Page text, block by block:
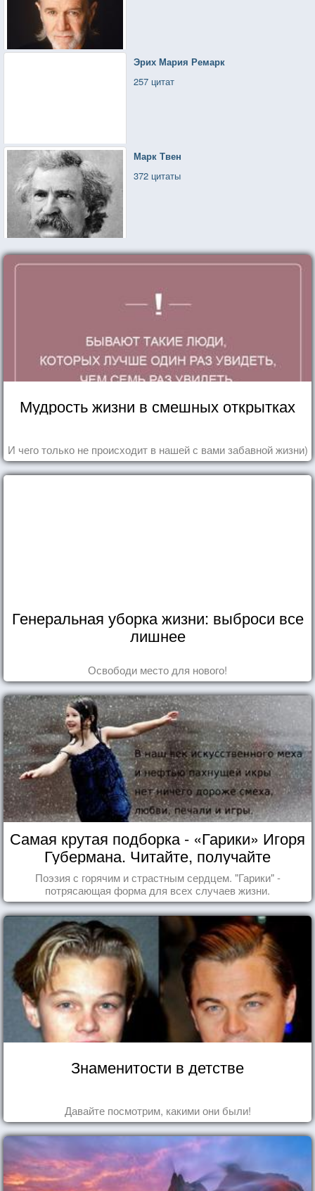
Эрих Мария Ремарк
257 цитат
Марк Твен
372 цитаты
Мудрость жизни в смешных открытках
И чего только не происходит в нашей с вами забавной жизни)
Генеральная уборка жизни: выброси все
лишнее
Освободи место для нового!
Самая крутая подборка - «Гарики» Игоря
Губермана. Читайте, получайте
удовольствие!
Поэзия с горячим и страстным сердцем. "Гарики" -
потрясающая форма для всех случаев жизни.
Знаменитости в детстве
Давайте посмотрим, какими они были!